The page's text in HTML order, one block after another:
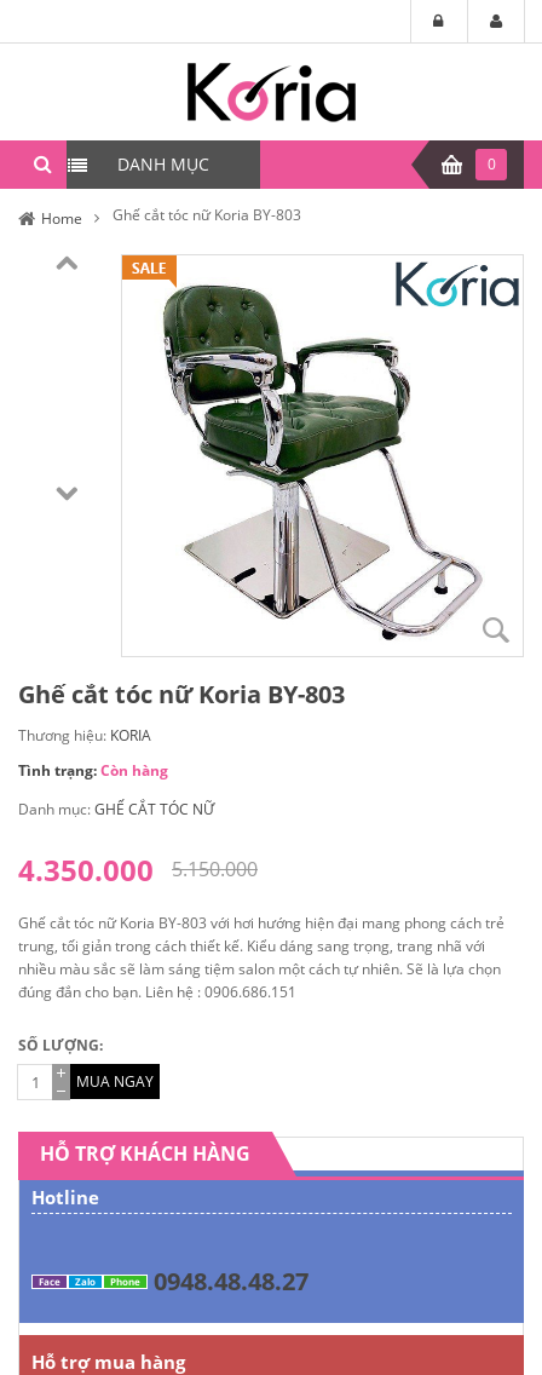
DANH MỤC 0
Home Ghế cắt tóc nữ Koria BY-803
Ghế cắt tóc nữ Koria BY-803
Thương hiệu: KORIA
Tình trạng:Còn hàng
Danh mục:GHẾ CẮT TÓC NỮ
5.150.000
4.350.000
Ghế cắt tóc nữ Koria BY-803 với hơi hướng hiện đại mang phong cách trẻ
trung, tối giản trong cách thiết kế. Kiểu dáng sang trọng, trang nhã với
nhiều màu sắc sẽ làm sáng tiệm salon một cách tự nhiên. Sẽ là lựa chọn
đúng đắn cho bạn. Liên hệ : 0906.686.151
SỐ LƯỢNG:
MUA NGAY
HỖ TRỢ KHÁCH HÀNG
Hotline
Face Zalo Phone 0948.48.48.27
Hỗ trợ mua hàng